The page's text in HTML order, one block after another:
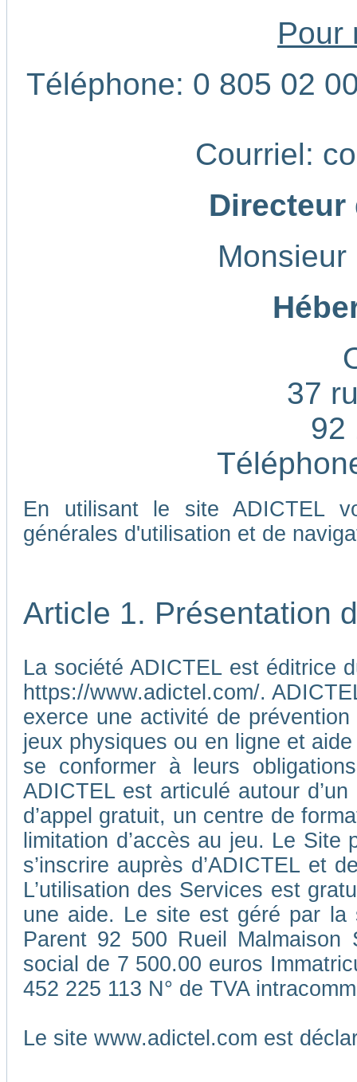
Pour
Téléphone: 0 805 02
Courriel:
Monsieur
37
92
En utilisant le site ADICTEL
générales d'utilisation et de
Article 1. Présentation
La société ADICTEL est éditrice
https://www.adictel.com/.
exerce une activité de
jeux physiques ou en ligne et
se conformer à leurs
ADICTEL est articulé autour
d’appel gratuit, un centre de
limitation d’accès au jeu. Le
s’inscrire auprès d’ADICTEL et
L’utilisation des Services est
une aide. Le site est géré par la
Parent 92 500 Rueil Malmaison
social de 7 500.00 euros
452 225 113 N° de TVA
Le site www.adictel.com est